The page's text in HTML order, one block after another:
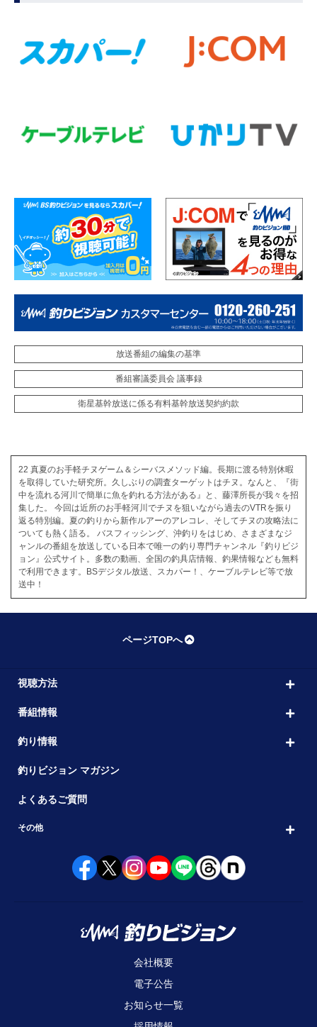
放送番組の編集の基準
番組審議委員会 議事録
衛星基幹放送に係る有料基幹放送契約約款
22 真夏のお手軽チヌゲーム＆シーバスメソッド編。長期に渡る特別休暇
を取得していた研究所。久しぶりの調査ターゲットはチヌ。なんと、『街
中を流れる河川で簡単に魚を釣れる方法がある』と、藤澤所長が我々を招
集した。 今回は近所のお手軽河川でチヌを狙いながら過去のVTRを振り
返る特別編。夏の釣りから新作ルアーのアレコレ、そしてチヌの攻略法に
ついても熱く語る。 バスフィッシング、沖釣りをはじめ、さまざまなジ
ャンルの番組を放送している日本で唯一の釣り専門チャンネル『釣りビジ
ョン』公式サイト。多数の動画、全国の釣具店情報、釣果情報なども無料
で利用できます。BSデジタル放送、スカパー！、ケーブルテレビ等で放
送中！
ページTOPへ
視聴方法
番組情報
釣り情報
釣りビジョン マガジン
よくあるご質問
その他
会社概要
電子公告
お知らせ一覧